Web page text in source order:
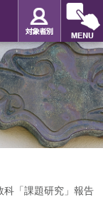
「課題研究」報告